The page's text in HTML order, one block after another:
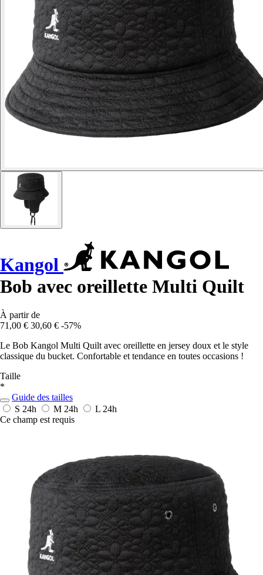
Kangol
Bob avec oreillette Multi Quilt
À partir de
71,00 € 30,60 € -57%
Le Bob Kangol Multi Quilt avec oreillette en jersey doux et le style
classique du bucket. Confortable et tendance en toutes occasions !
Taille
*
Guide des tailles
S 24h M 24h L 24h
Ce champ est requis